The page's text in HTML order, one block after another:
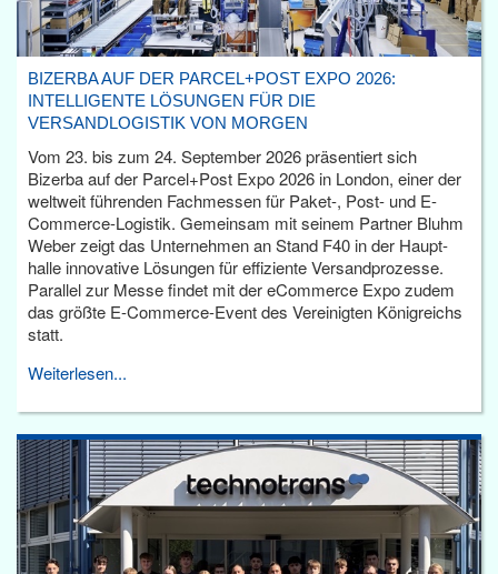
BIZERBA AUF DER PARCEL+POST EXPO 2026:
INTELLIGENTE LÖSUNGEN FÜR DIE
VERSANDLOGISTIK VON MORGEN
Vom 23. bis zum 24. September 2026 präsentiert sich
Bizerba auf der Parcel+Post Expo 2026 in London, einer der
weltweit führenden Fachmessen für Paket-, Post- und E-
Commerce-Logistik. Gemeinsam mit seinem Partner Bluhm
Weber zeigt das Unternehmen an Stand F40 in der Haupt­
halle innovative Lösungen für effiziente Versandprozesse.
Parallel zur Messe findet mit der eCommerce Expo zudem
das größte E-Commerce-Event des Vereinigten Königreichs
statt.
Weiterlesen...